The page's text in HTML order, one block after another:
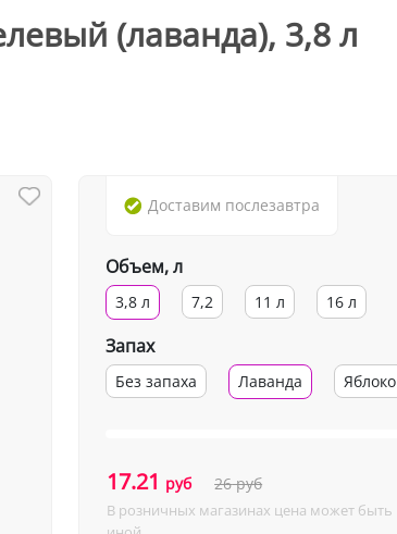
(лаванда), 3,8 л
Доставим послезавтра
Объем, л
3,8 л 7,2 11 л 16 л
Запах
Без запаха Лаванда Яблоко
17.21 руб 26руб
В розничных магазинах цена может быть